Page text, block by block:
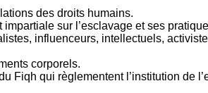
des droits humains.
sur l’esclavage et ses
influenceurs, intellectuels,
corporels.
Fiqh qui règlementent l’institution de